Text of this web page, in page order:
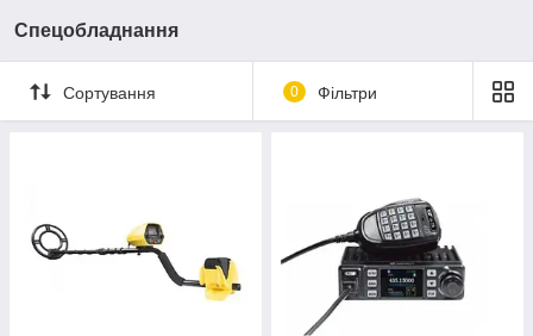
Спецобладнання
Сортування 0 Фільтри